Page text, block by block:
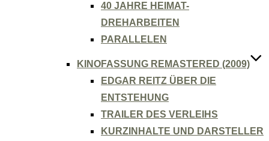
40 JAHRE HEIMAT-
DREHARBEITEN
PARALLELEN
KINOFASSUNG REMASTERED (2009)
EDGAR REITZ ÜBER DIE
ENTSTEHUNG
TRAILER DES VERLEIHS
KURZINHALTE UND DARSTELLER